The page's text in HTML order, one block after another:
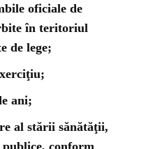
oficiale de
în teritoriul
de lege;
ani;
al stării sănătăţii,